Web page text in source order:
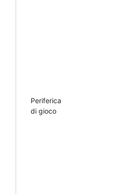
Periferica
di gioco